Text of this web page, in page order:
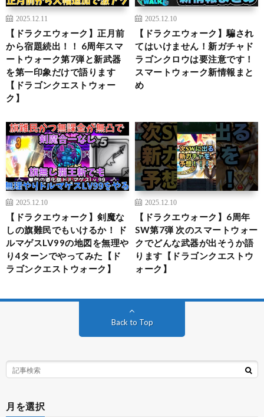
2025.12.11
【ドラクエウォーク】正月前
から宿題続出！！ 6周年スマ
ートウォーク第7弾と新武器
を第一印象だけで語ります
【ドラゴンクエストウォー
ク】
2025.12.10
【ドラクエウォーク】騙され
てはいけません！新ガチャド
ラゴンクロウは要注意です！
スマートウォーク新情報まと
め
2025.12.10
【ドラクエウォーク】剣魔な
しの旗難民でもいけるか！ ド
ルマゲスLV99の地図を無理や
り4ターンでやってみた【ド
ラゴンクエストウォーク】
2025.12.10
【ドラクエウォーク】6周年
SW第7弾 次のスマートウォー
クでどんな武器が出そうか語
ります【ドラゴンクエストウ
ォーク】
Back to Top
月を選択